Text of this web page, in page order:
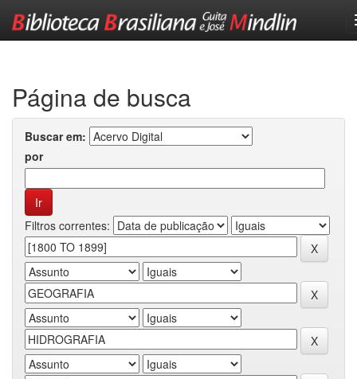
Página de busca
Buscar em:
por
Filtros correntes: